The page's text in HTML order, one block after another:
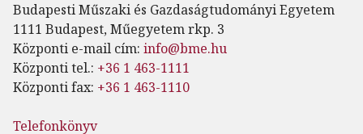
Budapesti Műszaki és Gazdaságtudományi Egyetem
1111 Budapest, Műegyetem rkp. 3
Központi e-mail cím: info@bme.hu
Központi tel.: +36 1 463-1111
Központi fax: +36 1 463-1110
Telefonkönyv